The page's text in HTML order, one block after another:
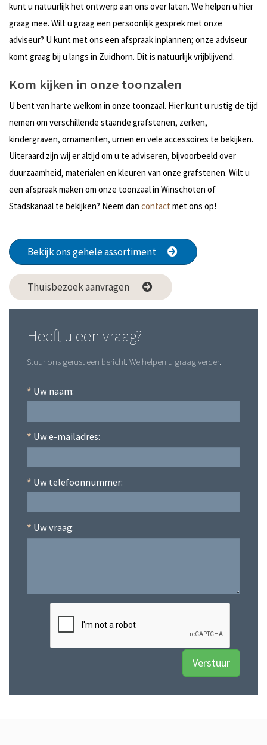
kunt u natuurlijk het ontwerp aan ons over laten. We helpen u hier
graag mee. Wilt u graag een persoonlijk gesprek met onze
adviseur? U kunt met ons een afspraak inplannen; onze adviseur
komt graag bij u langs in Zuidhorn. Dit is natuurlijk vrijblijvend.
Kom kijken in onze toonzalen
U bent van harte welkom in onze toonzaal. Hier kunt u rustig de tijd
nemen om verschillende staande grafstenen, zerken,
kindergraven, ornamenten, urnen en vele accessoires te bekijken.
Uiteraard zijn wij er altijd om u te adviseren, bijvoorbeeld over
duurzaamheid, materialen en kleuren van onze grafstenen. Wilt u
een afspraak maken om onze toonzaal in Winschoten of
Stadskanaal te bekijken? Neem dan contact met ons op!
Bekijk ons gehele assortiment
Thuisbezoek aanvragen
Heeft u een vraag?
Stuur ons gerust een bericht. We helpen u graag verder.
* Uw naam:
* Uw e-mailadres:
* Uw telefoonnummer:
* Uw vraag: